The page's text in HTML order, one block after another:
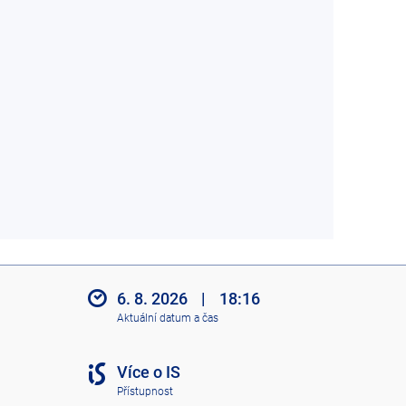
6. 8. 2026 | 18:16
Aktuální datum a čas
Více o IS
Přístupnost